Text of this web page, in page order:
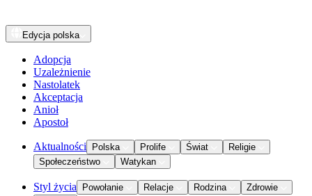
Edycja polska
Adopcja
Uzależnienie
Nastolatek
Akceptacja
Anioł
Apostoł
Aktualności Polska Prolife Świat
Religie
Społeczeństwo
Watykan
Styl życia Powołanie Relacje Rodzina
Zdrowie